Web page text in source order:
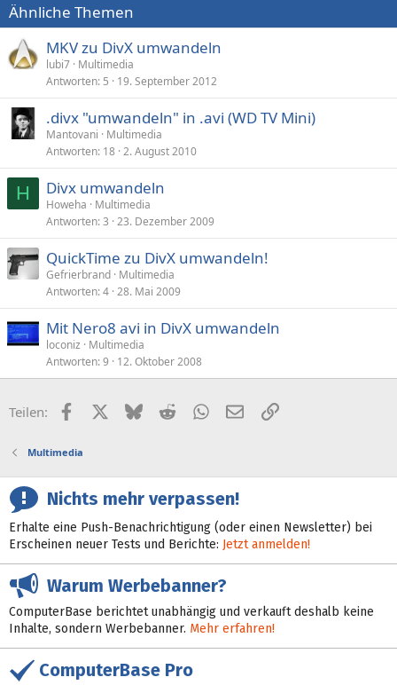
Ähnliche Themen
MKV zu DivX umwandeln
lubi7 Multimedia
Antworten 5 19. September 2012
.divx "umwandeln" in .avi (WD TV Mini)
Mantovani
Multimedia
Antworten 18 2. August 2010
H Divx umwandeln
Howeha
Multimedia
Antworten 3 23. Dezember 2009
QuickTime zu DivX umwandeln!
Gefrierbrand Multimedia
Antworten 4 28. Mai 2009
Mit Nero8 avi in DivX umwandeln
loconiz
Multimedia
Antworten 9 12. Oktober 2008
Teilen: FacebookX (Twitter)
BlueskyRedditWhatsApp
E-MailLink
Multimedia
Nichts mehr verpassen!
Erhalte eine Push-Benachrichtigung (oder einen Newsletter) bei
Erscheinen neuer Tests und Berichte: Jetzt anmelden!
Warum Werbebanner?
ComputerBase berichtet unabhängig und verkauft deshalb keine
Inhalte, sondern Werbebanner. Mehr erfahren!
ComputerBase Pro